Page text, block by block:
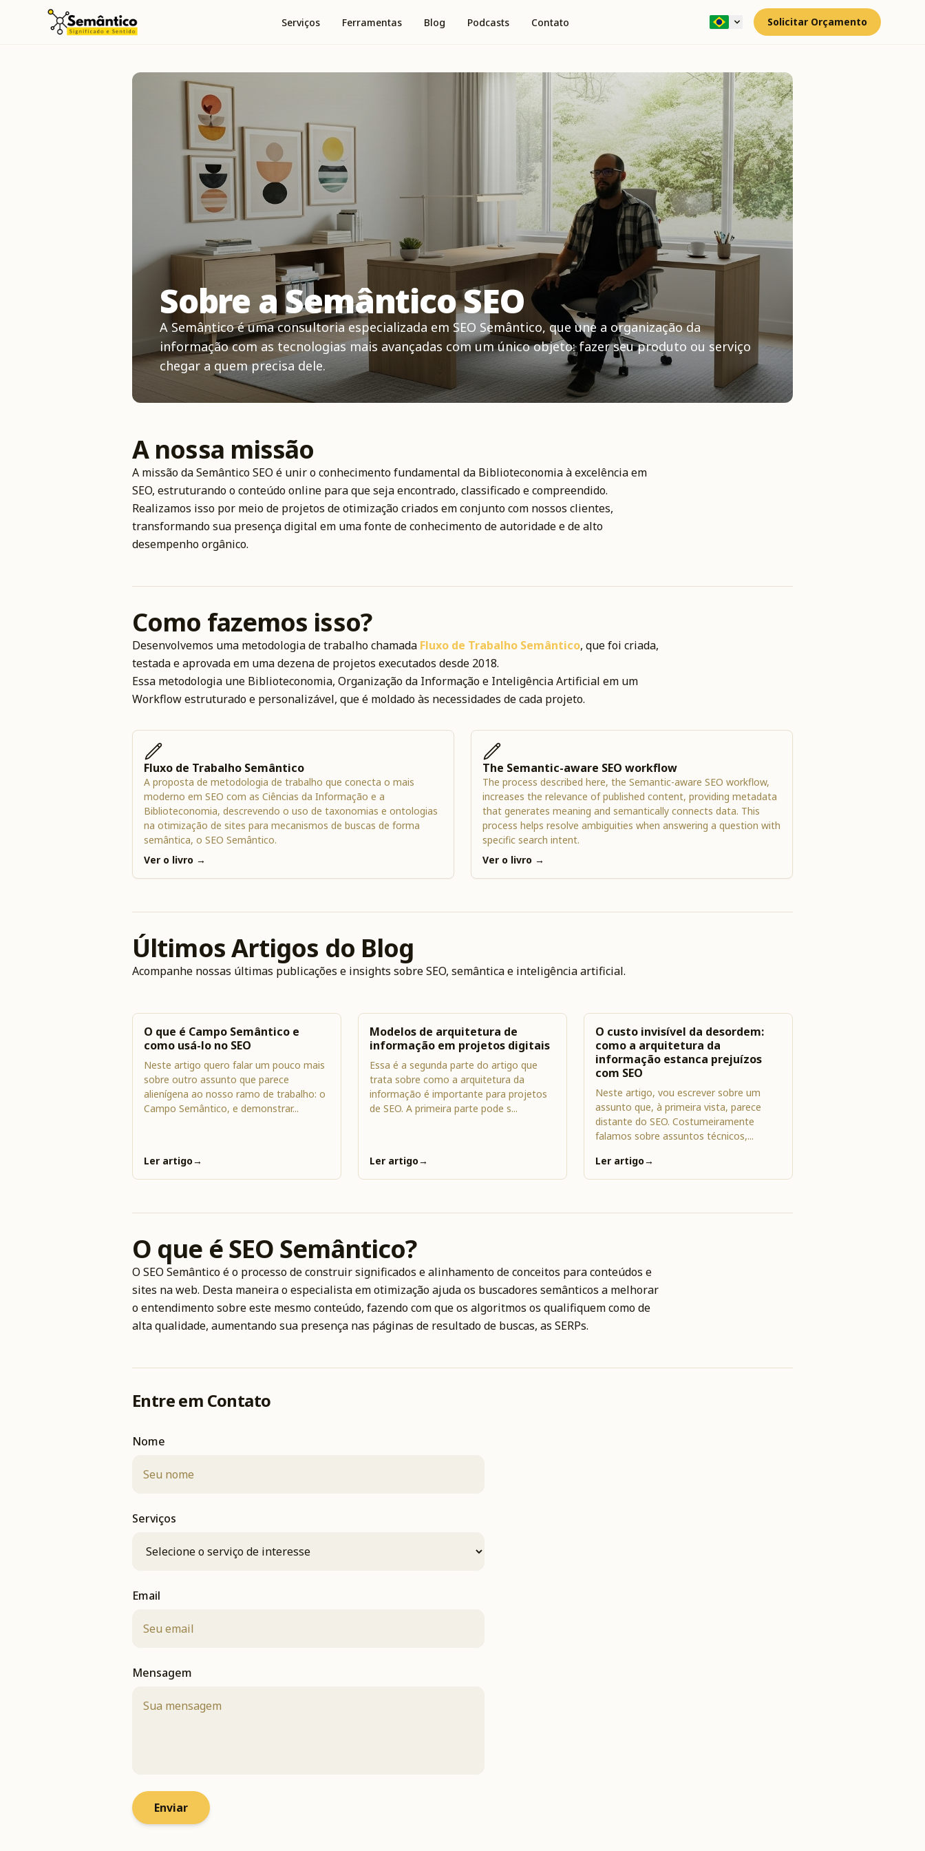
Serviços Ferramentas Blog Podcasts Contato Solicitar Orçamento
Sobre a Semântico SEO
A Semântico é uma consultoria especializada em SEO Semântico, que une a organização da
informação com as tecnologias mais avançadas com um único objeto: fazer seu produto ou serviço
chegar a quem precisa dele.
A nossa missão
A missão da Semântico SEO é unir o conhecimento fundamental da Biblioteconomia à excelência em
SEO, estruturando o conteúdo online para que seja encontrado, classificado e compreendido.
Realizamos isso por meio de projetos de otimização criados em conjunto com nossos clientes,
transformando sua presença digital em uma fonte de conhecimento de autoridade e de alto
desempenho orgânico.
Como fazemos isso?
Desenvolvemos uma metodologia de trabalho chamada Fluxo de Trabalho Semântico, que foi criada,
testada e aprovada em uma dezena de projetos executados desde 2018.
Essa metodologia une Biblioteconomia, Organização da Informação e Inteligência Artificial em um
Workflow estruturado e personalizável, que é moldado às necessidades de cada projeto.
Fluxo de Trabalho Semântico
A proposta de metodologia de trabalho que conecta o mais
moderno em SEO com as Ciências da Informação e a
Biblioteconomia, descrevendo o uso de taxonomias e ontologias
na otimização de sites para mecanismos de buscas de forma
semântica, o SEO Semântico.
Ver o livro →
The Semantic-aware SEO workflow
The process described here, the Semantic-aware SEO workflow,
increases the relevance of published content, providing metadata
that generates meaning and semantically connects data. This
process helps resolve ambiguities when answering a question with
specific search intent.
Ver o livro →
Últimos Artigos do Blog
Acompanhe nossas últimas publicações e insights sobre SEO, semântica e inteligência artificial.
O que é Campo Semântico e
como usá-lo no SEO
Neste artigo quero falar um pouco mais
sobre outro assunto que parece
alienígena ao nosso ramo de trabalho: o
Campo Semântico, e demonstrar...
Ler artigo→
Modelos de arquitetura de
informação em projetos digitais
Essa é a segunda parte do artigo que
trata sobre como a arquitetura da
informação é importante para projetos
de SEO. A primeira parte pode s...
Ler artigo→
O custo invisível da desordem:
como a arquitetura da
informação estanca prejuízos
com SEO
Neste artigo, vou escrever sobre um
assunto que, à primeira vista, parece
distante do SEO. Costumeiramente
falamos sobre assuntos técnicos,...
Ler artigo→
O que é SEO Semântico?
O SEO Semântico é o processo de construir significados e alinhamento de conceitos para conteúdos e
sites na web. Desta maneira o especialista em otimização ajuda os buscadores semânticos a melhorar
o entendimento sobre este mesmo conteúdo, fazendo com que os algoritmos os qualifiquem como de
alta qualidade, aumentando sua presença nas páginas de resultado de buscas, as SERPs.
Entre em Contato
Nome
Serviços
Email
Mensagem
Enviar